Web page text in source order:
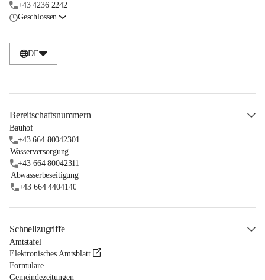
+43 4236 2242
Geschlossen
DE
Bereitschaftsnummern
Bauhof
+43 664 80042301
Wasserversorgung
+43 664 80042311
Abwasserbeseitigung
+43 664 4404140
Schnellzugriffe
Amtstafel
Elektronisches Amtsblatt
Formulare
Gemeindezeitungen